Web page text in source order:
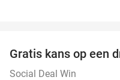
Gratis kans op een
Social Deal Win